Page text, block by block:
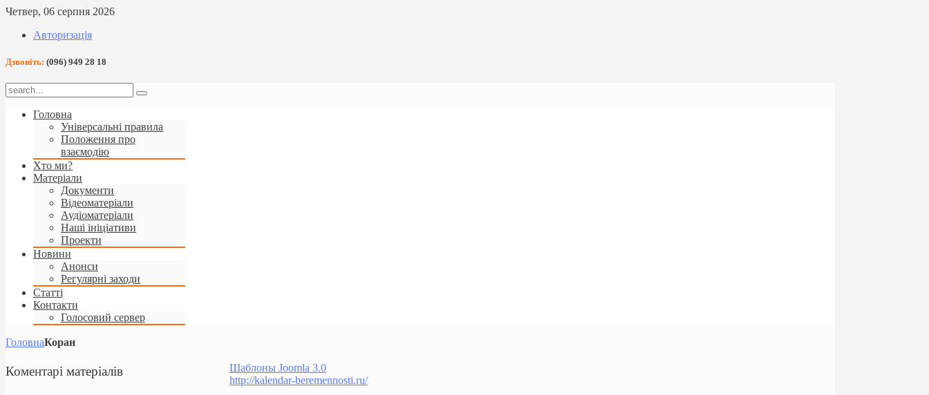
Четвер, 06 серпня 2026
Авторизація
Дзвоніть: (096) 949 28 18
Головна
Універсальні правила
Положення про
взаємодію
Хто ми?
Матеріали
Документи
Відеоматеріали
Аудіоматеріали
Наші ініціативи
Проекти
Новини
Анонси
Регулярні заходи
Статті
Контакти
Голосовий сервер
ГоловнаКоран
Шаблоны Joomla 3.0
http://kalendar-beremennosti.ru/
Коментарі матеріалів